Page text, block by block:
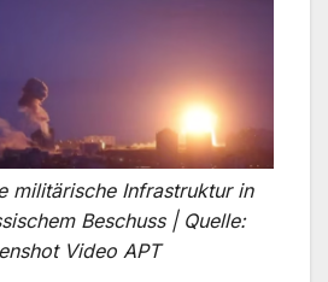
militärische Infrastruktur in
Beschuss | Quelle:
Video APT